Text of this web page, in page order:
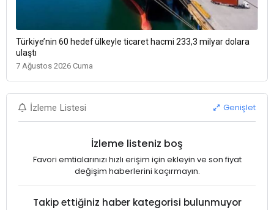
Türkiye’nin 60 hedef ülkeyle ticaret hacmi 233,3 milyar dolara
ulaştı
7 Ağustos 2026 Cuma
İzleme Listesi Genişlet
İzleme listeniz boş
Favori emtialarınızı hızlı erişim için ekleyin ve son fiyat
değişim haberlerini kaçırmayın.
Takip ettiğiniz haber kategorisi bulunmuyor